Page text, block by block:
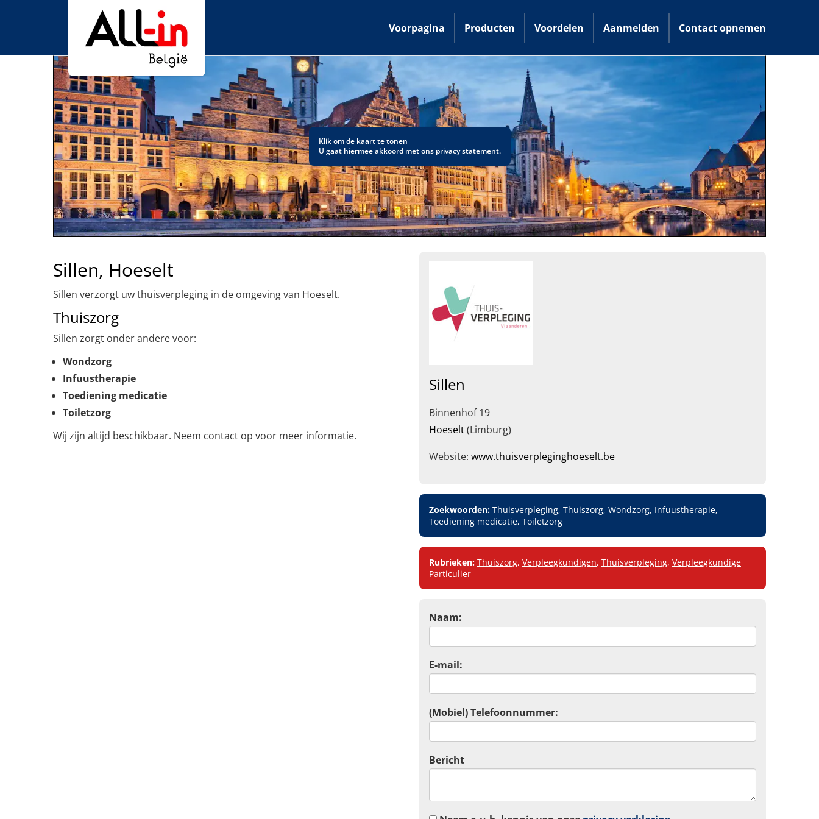
Voorpagina Producten Voordelen Aanmelden Contact opnemen
Klik om de kaart te tonen
U gaat hiermee akkoord met ons privacy statement.
Sillen, Hoeselt
Sillen verzorgt uw thuisverpleging in de omgeving van Hoeselt.
Thuiszorg
Sillen zorgt onder andere voor:
Wondzorg
Infuustherapie
Toediening medicatie
Toiletzorg
Wij zijn altijd beschikbaar. Neem contact op voor meer informatie.
Sillen
Binnenhof 19
Hoeselt(Limburg)
Website: www.thuisverpleginghoeselt.be
Zoekwoorden: Thuisverpleging, Thuiszorg, Wondzorg, Infuustherapie,
Toediening medicatie, Toiletzorg
Rubrieken: Thuiszorg, Verpleegkundigen, Thuisverpleging, Verpleegkundige
Particulier
Naam:
E-mail:
(Mobiel) Telefoonnummer:
Bericht